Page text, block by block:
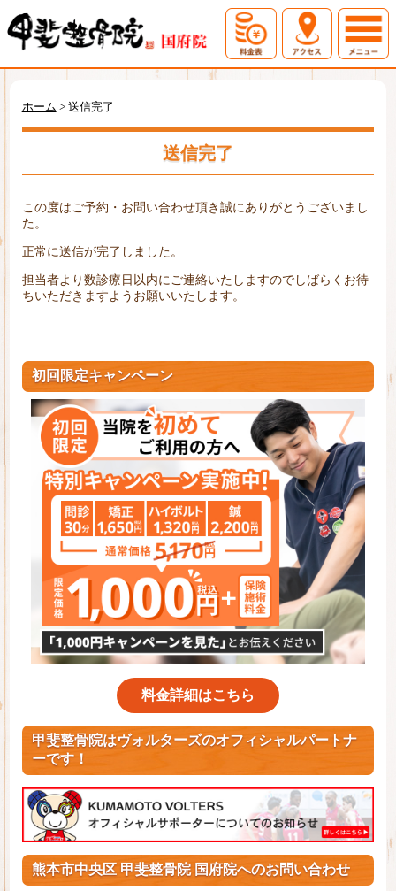
ホーム > 送信完了
送信完了
この度はご予約・お問い合わせ頂き誠にありがとうございまし
た。
正常に送信が完了しました。
担当者より数診療日以内にご連絡いたしますのでしばらくお待
ちいただきますようお願いいたします。
初回限定キャンペーン
料金詳細はこちら
甲斐整骨院はヴォルターズのオフィシャルパートナ
ーです！
熊本市中央区 甲斐整骨院 国府院へのお問い合わせ